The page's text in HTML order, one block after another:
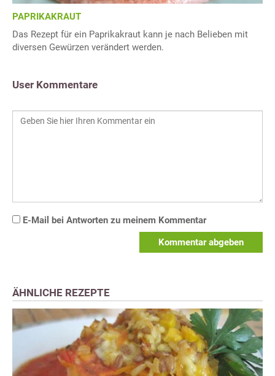
PAPRIKAKRAUT
Das Rezept für ein Paprikakraut kann je nach Belieben mit
diversen Gewürzen verändert werden.
User Kommentare
E-Mail bei Antworten zu meinem Kommentar
Kommentar abgeben
ÄHNLICHE REZEPTE